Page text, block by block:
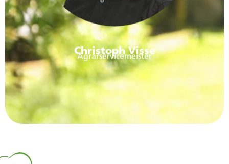
Christoph Visse
Agrarservicemeister